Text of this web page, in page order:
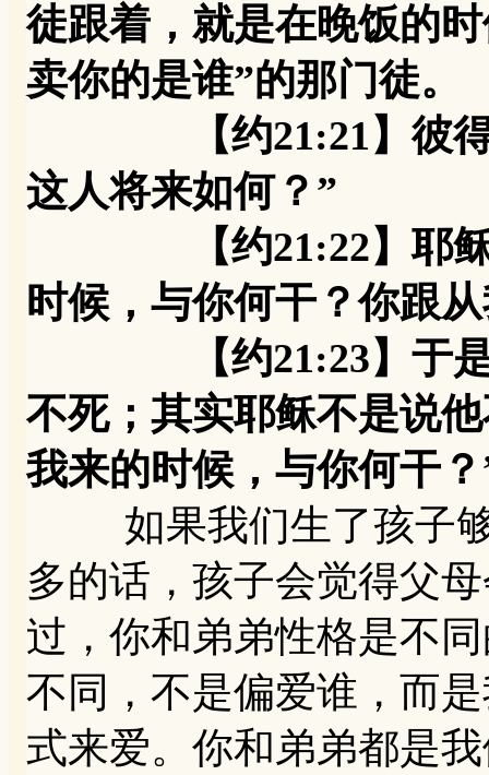
徒跟着，就是在晚饭的
卖你的是谁”的那门徒。
【约21:21】彼得看
这人将来如何？”
【约21:22】耶稣对
时候，与你何干？你跟
【约21:23】于是这
不死；其实耶稣不是说
我来的时候，与你何干？
如果我们生了孩子够
多的话，孩子会觉得父
过，你和弟弟性格是不
不同，不是偏爱谁，而
式来爱。你和弟弟都是